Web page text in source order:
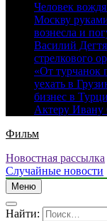
Человек
Москву
вознесла и
Василий
стрелкового
«От турчанок
уехать в
бизнес в
Актеру Ивану
Фильм
Новостная рассылка
Случайные новости
Меню
Найти: